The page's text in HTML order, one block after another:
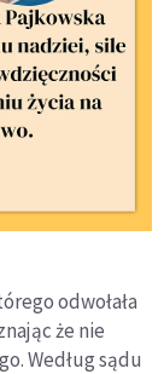
odwołała
że nie
Według sądu